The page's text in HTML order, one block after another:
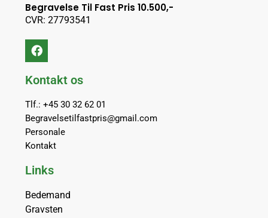
Begravelse Til Fast Pris 10.500,-
CVR: 27793541
Kontakt os
Tlf.: +45 30 32 62 01
Begravelsetilfastpris@gmail.com
Personale
Kontakt
Links
Bedemand
Gravsten